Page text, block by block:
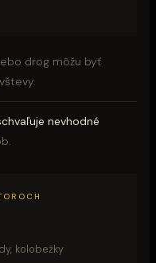
drog môžu byť
nevhodné
kolobežky